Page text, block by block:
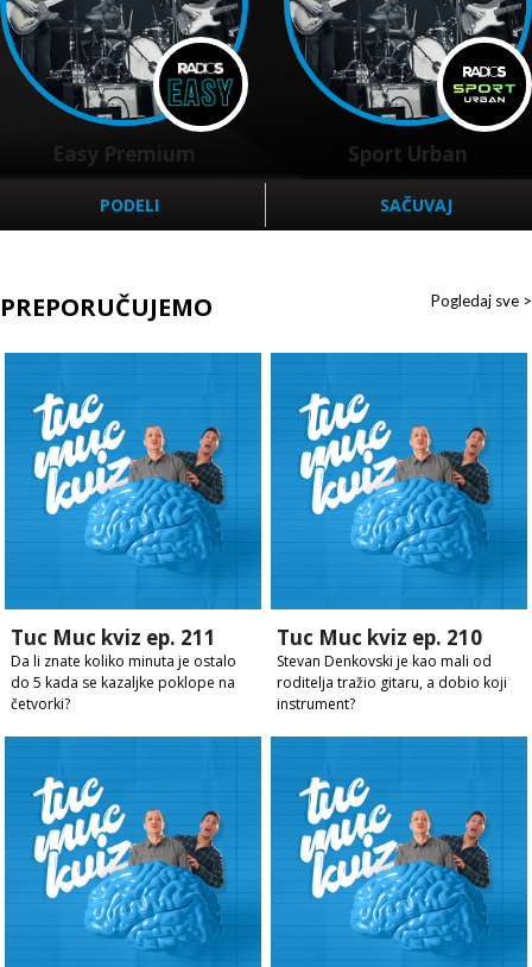
Easy Premium Sport Urban
PODELI SAČUVAJ
PREPORUČUJEMO Pogledaj sve >
Tuc Muc kviz ep. 211
Da li znate koliko minuta je ostalo
do 5 kada se kazaljke poklope na
četvorki?
Tuc Muc kviz ep. 210
Stevan Denkovski je kao mali od
roditelja tražio gitaru, a dobio koji
instrument?